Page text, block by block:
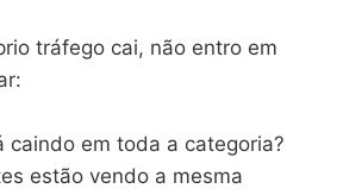
tráfego cai, não entro em
caindo em toda a categoria?
estão vendo a mesma